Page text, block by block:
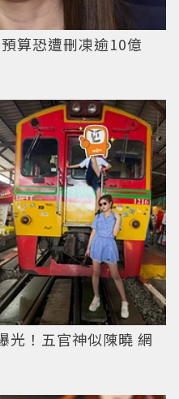
算恐遭刪凍逾10億
光！五官神似陳曉 網